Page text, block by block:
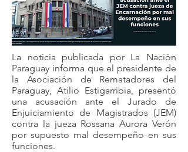
La noticia publicada por La Nación
Paraguay informa que el presidente de
la Asociación de Rematadores del
Paraguay, Atilio Estigarribia, presentó
una acusación ante el Jurado de
Enjuiciamiento de Magistrados (JEM)
contra la jueza Rossana Aurora Verón
por supuesto mal desempeño en sus
funciones.